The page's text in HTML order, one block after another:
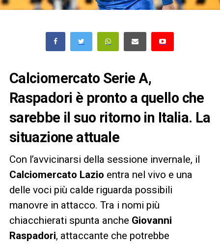
Calciomercato Serie A,
Raspadori è pronto a quello che
sarebbe il suo ritorno in Italia. La
situazione attuale
Con l’avvicinarsi della sessione invernale, il
Calciomercato Lazio entra nel vivo e una
delle voci più calde riguarda possibili
manovre in attacco. Tra i nomi più
chiacchierati spunta anche Giovanni
Raspadori, attaccante che potrebbe